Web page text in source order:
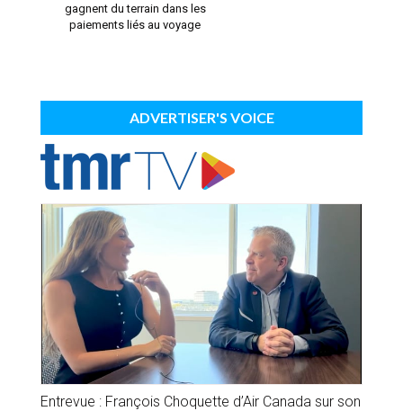
gagnent du terrain dans les
paiements liés au voyage
ADVERTISER'S VOICE
Entrevue : François Choquette d’Air Canada sur son